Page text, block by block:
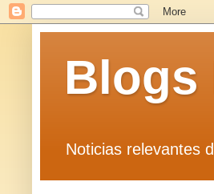
Blogs
Noticias relevantes